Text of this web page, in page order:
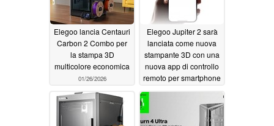
Elegoo lancia Centauri
Carbon 2 Combo per
la stampa 3D
multicolore economica
01/26/2026
Elegoo Jupiter 2 sarà
lanciata come nuova
stampante 3D con una
nuova app di controllo
remoto per smartphone
06/28/2025